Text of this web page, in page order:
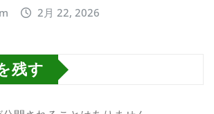
2月 22, 2026
残す